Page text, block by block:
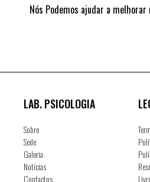
Nós Podemos ajudar a
LAB. PSICOLOGIA
Sobre
Sede
Galeria
Notícias
Contactos